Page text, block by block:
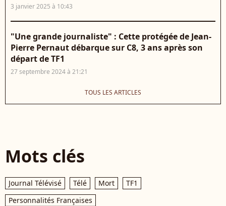
3 janvier 2025 à 10:43
"Une grande journaliste" : Cette protégée de Jean-
Pierre Pernaut débarque sur C8, 3 ans après son
départ de TF1
27 septembre 2024 à 21:21
TOUS LES ARTICLES
Mots clés
Journal Télévisé Télé Mort
TF1
Personnalités Françaises